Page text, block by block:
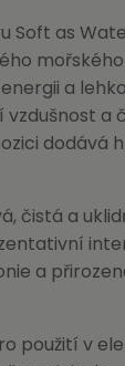
Soft as
a
vzdušnost a
dodává
čistá a
a
použití v